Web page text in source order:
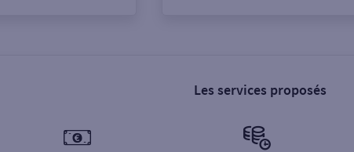
Les services proposés